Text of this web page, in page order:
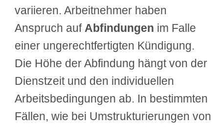
variieren. Arbeitnehmer haben
Anspruch auf Abfindungen im Falle
einer ungerechtfertigten Kündigung.
Die Höhe der Abfindung hängt von der
Dienstzeit und den individuellen
Arbeitsbedingungen ab. In bestimmten
Fällen, wie bei Umstrukturierungen von